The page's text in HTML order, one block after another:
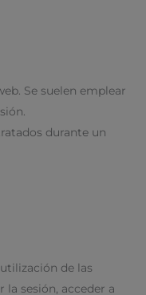
Se suelen emplear
durante un
de las
sesión, acceder a